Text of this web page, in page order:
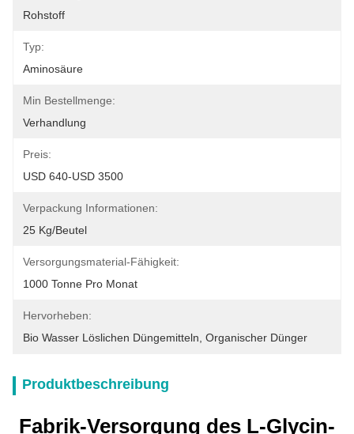
Rohstoff
Typ:
Aminosäure
Min Bestellmenge:
Verhandlung
Preis:
USD 640-USD 3500
Verpackung Informationen:
25 Kg/Beutel
Versorgungsmaterial-Fähigkeit:
1000 Tonne Pro Monat
Hervorheben:
Bio Wasser Löslichen Düngemitteln Organischer Dünger
Produktbeschreibung
Fabrik-Versorgung des L-Glycin-